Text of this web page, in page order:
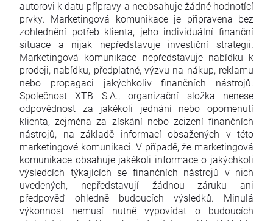
autorovi k datu přípravy a neobsahuje žádné hodnotící
prvky. Marketingová komunikace je připravena bez
zohlednění potřeb klienta, jeho individuální finanční
situace a nijak nepředstavuje investiční strategii.
Marketingová komunikace nepředstavuje nabídku k
prodeji, nabídku, předplatné, výzvu na nákup, reklamu
nebo propagaci jakýchkoliv finančních nástrojů.
Společnost XTB S.A., organizační složka nenese
odpovědnost za jakékoli jednání nebo opomenutí
klienta, zejména za získání nebo zcizení finančních
nástrojů, na základě informací obsažených v této
marketingové komunikaci. V případě, že marketingová
komunikace obsahuje jakékoli informace o jakýchkoli
výsledcích týkajících se finančních nástrojů v nich
uvedených, nepředstavují žádnou záruku ani
předpověď ohledně budoucích výsledků. Minulá
výkonnost nemusí nutně vypovídat o budoucích